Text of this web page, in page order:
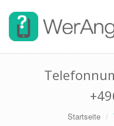
Startseite